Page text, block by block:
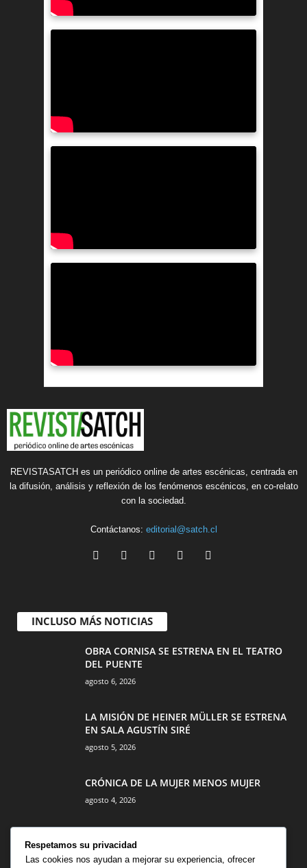
REVISTASATCH es un periódico online de artes escénicas, centrada en
la difusión, análisis y reflexión de los fenómenos escénicos, en co-relato
con la sociedad.
Contáctanos: editorial@satch.cl
INCLUSO MÁS NOTICIAS
OBRA CORNISA SE ESTRENA EN EL TEATRO
DEL PUENTE
agosto 6, 2026
LA MISIÓN DE HEINER MÜLLER SE ESTRENA
EN SALA AGUSTÍN SIRÉ
agosto 5, 2026
CRÓNICA DE LA MUJER MENOS MUJER
agosto 4, 2026
Respetamos su privacidad
Las cookies nos ayudan a mejorar su experiencia, ofrecer